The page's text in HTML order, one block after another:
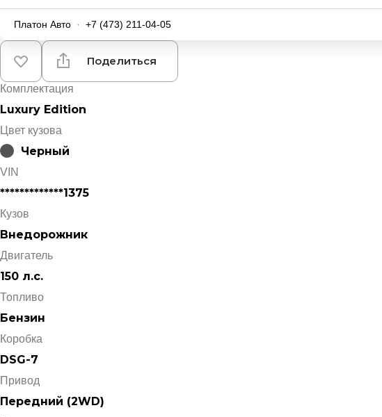
Платон Авто · +7 (473) 211-04-05
Поделиться
Комплектация
Luxury Edition
Цвет кузова
Черный
VIN
*************1375
Кузов
Внедорожник
Двигатель
150 л.с.
Топливо
Бензин
Коробка
DSG-7
Привод
Передний (2WD)